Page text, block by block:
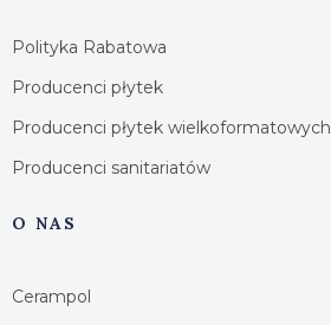
Polityka Rabatowa
Producenci płytek
Producenci płytek wielkoformatowych
Producenci sanitariatów
O NAS
Cerampol